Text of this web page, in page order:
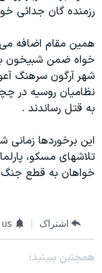
فرهنگ و زندگی
حقوق شهروندی
اقتصادی
علم و فناوری
اسرائیل در جنگ
آرشیو پخش زنده
مستندها
انتخابات ریاست جمهوری
حمله جمهوری اسلامی
رمز مهسا
ورزش زنان در ایران
مجموعه مستندهای
تریبونال مردمی آبان ۹۸
قانون شفافیت دارائی
اعتراضات مردمی آبان ۹۸
دنبال کنید
زبانهای مختلف
رزمنده گان جدائی
همين مقام اضافه
خواه ضمن شبيخون
شهر آرگون سرهنگ
نظاميان روسيه در
به قتل رساندند .
اين برخوردها
تلاشهای مسکو،
خواهان به قطع جنگ
اشتراک us
همچنبن ببینید: